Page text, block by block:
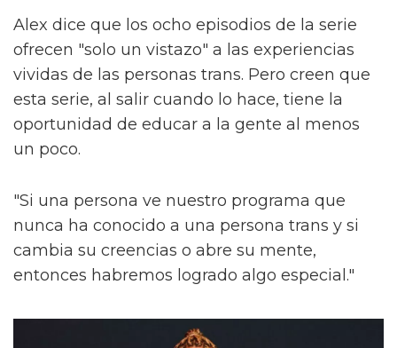
Alex dice que los ocho episodios de la serie
ofrecen "solo un vistazo" a las experiencias
vividas de las personas trans. Pero creen que
esta serie, al salir cuando lo hace, tiene la
oportunidad de educar a la gente al menos
un poco.
"Si una persona ve nuestro programa que
nunca ha conocido a una persona trans y si
cambia su creencias o abre su mente,
entonces habremos logrado algo especial."